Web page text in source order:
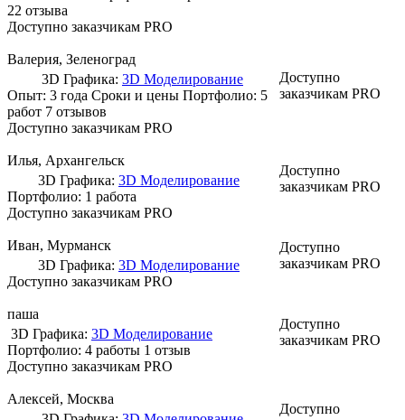
22 отзыва
Доступно заказчикам PRO
Валерия, Зеленоград
3D Графика: 3D Моделирование
Опыт: 3 года Сроки и цены Портфолио: 5
работ 7 отзывов
Доступно заказчикам PRO
Доступно
заказчикам PRO
Илья, Архангельск
3D Графика: 3D Моделирование
Портфолио: 1 работа
Доступно заказчикам PRO
Доступно
заказчикам PRO
Иван, Мурманск
3D Графика: 3D Моделирование
Доступно заказчикам PRO
Доступно
заказчикам PRO
паша
3D Графика: 3D Моделирование
Портфолио: 4 работы 1 отзыв
Доступно заказчикам PRO
Доступно
заказчикам PRO
Алексей, Москва
Доступно